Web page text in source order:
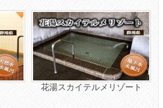
花湯スカイテルメリゾート